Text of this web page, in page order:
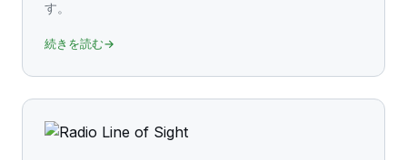
す。
続きを読む→